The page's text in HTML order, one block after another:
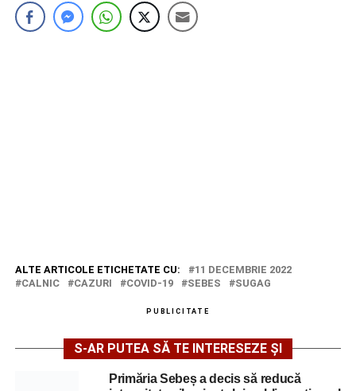
ALTE ARTICOLE ETICHETATE CU:
11 DECEMBRIE 2022
CALNIC
CAZURI COVID-19 SEBES SUGAG
PUBLICITATE
S-AR PUTEA SĂ TE INTERESEZE ȘI
Primăria Sebeș a decis să reducă